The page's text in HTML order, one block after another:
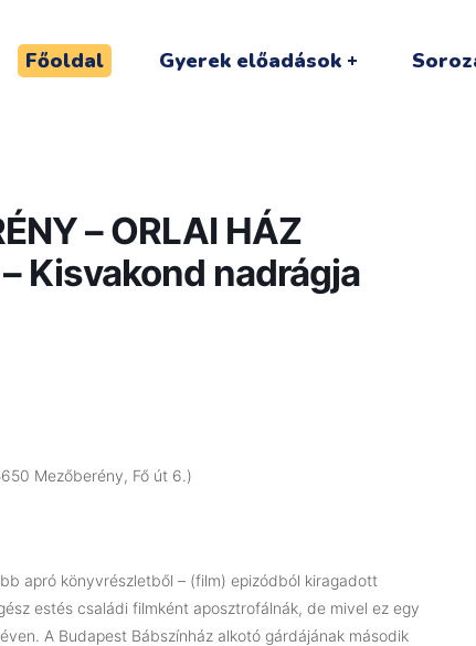
Főoldal Gyerek előadások
– ORLAI HÁZ
Kisvakond nadrágja
Mezőberény, Fő út 6.)
apró könyvrészletből – (film) epizódból kiragadott
estés családi filmként aposztrofálnák, de mivel ez egy
A Budapest Bábszínház alkotó gárdájának második